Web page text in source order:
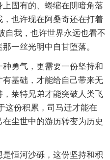
固有的、蜷缩在阴暗角落
也许现在阿桑奇还在打着
自我，也许世界永远也看不
一丝光明中自甘堕落。
勇气，更需要一份坚持和
基础，才能给自己带来无
莱特兄弟才能突破人类飞
这份积累，司马迁才能在
在尘世中的游历转变为历史
恒河沙砾，这份坚持和积